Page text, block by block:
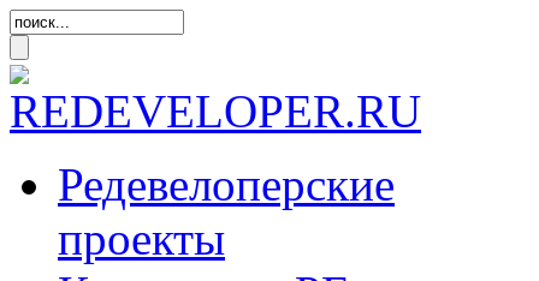
Редевелоперские
проекты